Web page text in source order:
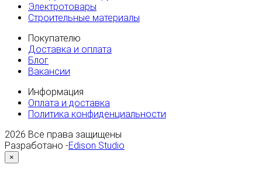
Электротовары
Строительные материалы
Покупателю
Доставка и оплата
Блог
Вакансии
Информация
Оплата и доставка
Политика конфиденциальности
2026 Все права защищены
Разработано -Edison Studio
×